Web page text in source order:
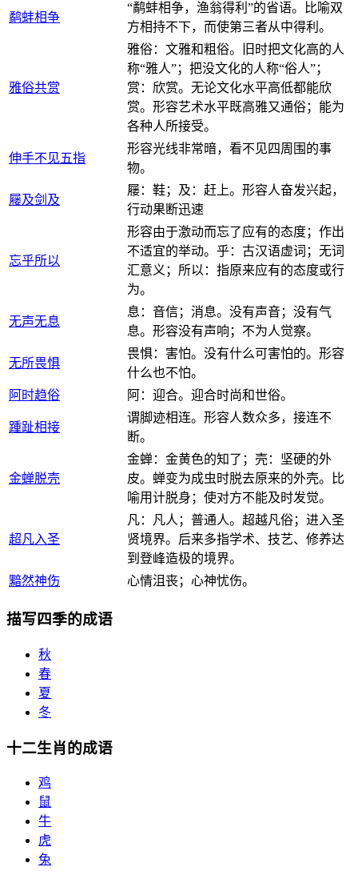
鹬蚌相争
“鹬蚌相争，渔翁得利”的省语。比喻双
方相持不下，而使第三者从中得利。
雅俗共赏
雅俗：文雅和粗俗。旧时把文化高的人
称“雅人”；把没文化的人称“俗人”；
赏：欣赏。无论文化水平高低都能欣
赏。形容艺术水平既高雅又通俗；能为
各种人所接受。
伸手不见五指
形容光线非常暗，看不见四周围的事
物。
屦及剑及
屦：鞋；及：赶上。形容人奋发兴起，
行动果断迅速
忘乎所以
形容由于激动而忘了应有的态度；作出
不适宜的举动。乎：古汉语虚词；无词
汇意义；所以：指原来应有的态度或行
为。
无声无息
息：音信；消息。没有声音；没有气
息。形容没有声响；不为人觉察。
无所畏惧
畏惧：害怕。没有什么可害怕的。形容
什么也不怕。
阿时趋俗
阿：迎合。迎合时尚和世俗。
踵趾相接
谓脚迹相连。形容人数众多，接连不
断。
金蝉脱壳
金蝉：金黄色的知了；壳：坚硬的外
皮。蝉变为成虫时脱去原来的外壳。比
喻用计脱身；使对方不能及时发觉。
超凡入圣
凡：凡人；普通人。超越凡俗；进入圣
贤境界。后来多指学术、技艺、修养达
到登峰造极的境界。
黯然神伤
心情沮丧；心神忧伤。
描写四季的成语
秋
春
夏
冬
十二生肖的成语
鸡
鼠
牛
虎
兔